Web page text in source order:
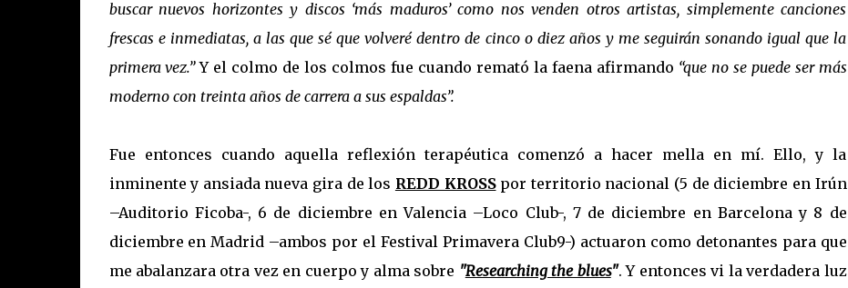
buscar nuevos horizontes y discos ‘más maduros’ como nos venden otros artistas, simplemente canciones
frescas e inmediatas, a las que sé que volveré dentro de cinco o diez años y me seguirán sonando igual que la
primera vez.”Y el colmo de los colmos fue cuando remató la faena afirmando “que no se puede ser más
moderno con treinta años de carrera a sus espaldas”.
Fue entonces cuando aquella reflexión terapéutica comenzó a hacer mella en mí. Ello, y la
inminente y ansiada nueva gira de los REDD KROSSpor territorio nacional (5 de diciembre en Irún
–Auditorio Ficoba-, 6 de diciembre en Valencia –Loco Club-, 7 de diciembre en Barcelona y 8 de
diciembre en Madrid –ambos por el Festival Primavera Club9-) actuaron como detonantes para que
me abalanzara otra vez en cuerpo y alma sobre "Researching the blues". Y entonces vi la verdadera luz